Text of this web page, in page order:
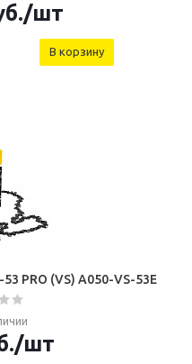
/шт
В корзину
PRO (VS) A050-VS-53E
/шт